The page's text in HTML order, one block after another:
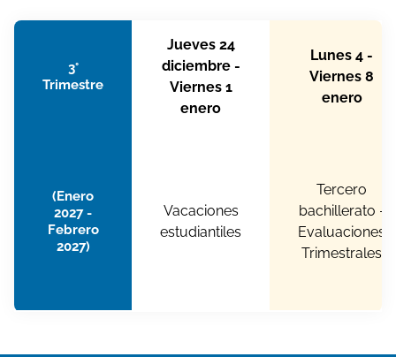
3°
Trimestre
Jueves 24
diciembre -
Viernes 1
enero
Lunes 4 -
Viernes 8
enero
(Enero
2027 -
Febrero
2027)
Vacaciones
estudiantiles
Tercero
bachillerato -
Evaluaciones
Trimestrales